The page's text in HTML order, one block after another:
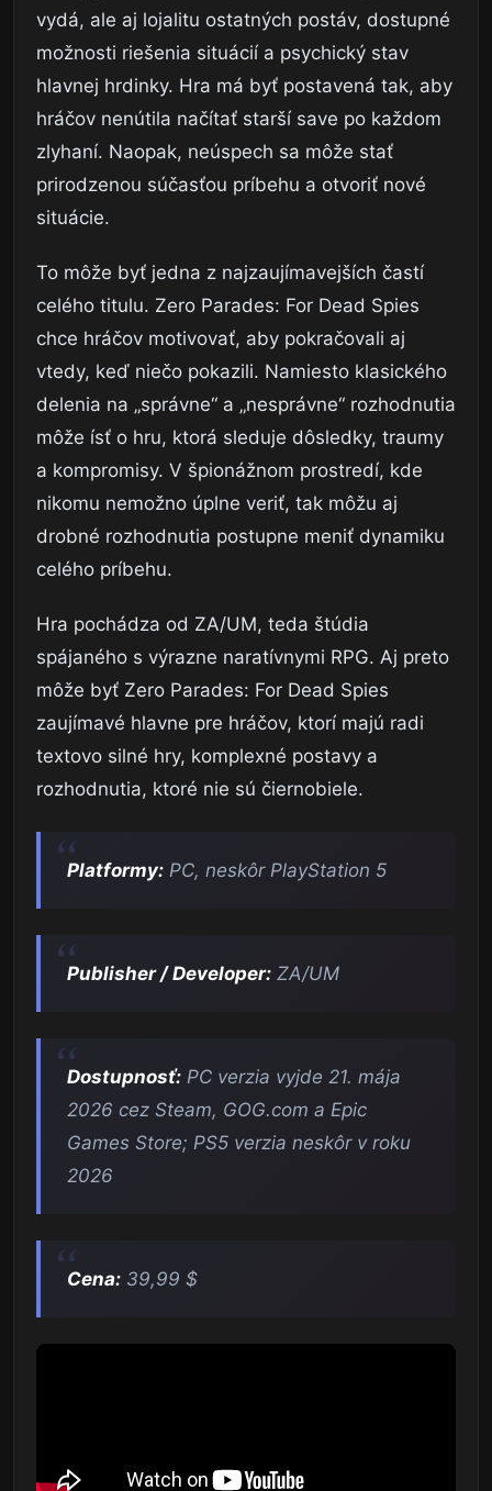
vydá, ale aj lojalitu ostatných postáv, dostupné
možnosti riešenia situácií a psychický stav
hlavnej hrdinky. Hra má byť postavená tak, aby
hráčov nenútila načítať starší save po každom
zlyhaní. Naopak, neúspech sa môže stať
prirodzenou súčasťou príbehu a otvoriť nové
situácie.
To môže byť jedna z najzaujímavejších častí
celého titulu. Zero Parades: For Dead Spies
chce hráčov motivovať, aby pokračovali aj
vtedy, keď niečo pokazili. Namiesto klasického
delenia na „správne“ a „nesprávne“ rozhodnutia
môže ísť o hru, ktorá sleduje dôsledky, traumy
a kompromisy. V špionážnom prostredí, kde
nikomu nemožno úplne veriť, tak môžu aj
drobné rozhodnutia postupne meniť dynamiku
celého príbehu.
Hra pochádza od ZA/UM, teda štúdia
spájaného s výrazne naratívnymi RPG. Aj preto
môže byť Zero Parades: For Dead Spies
zaujímavé hlavne pre hráčov, ktorí majú radi
textovo silné hry, komplexné postavy a
rozhodnutia, ktoré nie sú čiernobiele.
Platformy: PC, neskôr PlayStation 5
Publisher / Developer: ZA/UM
Dostupnosť: PC verzia vyjde 21. mája
2026 cez Steam, GOG.com a Epic
Games Store; PS5 verzia neskôr v roku
2026
Cena: 39,99 $